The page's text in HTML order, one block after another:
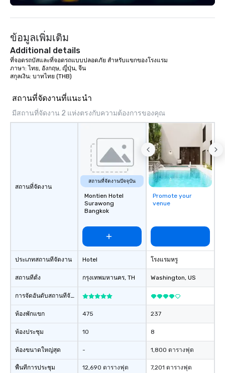
seniority, and
ข้อมูลเพิ่มเติม
Additional details
ที่จอดรถบัสและที่จอดรถแบบปลอดภัย สำหรับแขกของโรงแรม
ภาษา: ไทย, อังกฤษ, ญี่ปุ่น, จีน
สกุลเงิน: บาทไทย (THB)
สถานที่จัดงานที่แนะนำ
มีสถานที่จัดงาน 2 แห่งตรงกับความต้องการของคุณ
สถานที่จัดงาน
ประเภทสถานที่จัดงาน
สถานที่ตั้ง
การจัดอันดับสถานที่จัดงาน
ห้องพักแขก
ห้องประชุม
ห้องขนาดใหญ่สุด
พื้นที่การประชุม
สถานที่จัดงานปัจจุบัน
Montien Hotel
Surawong
Bangkok
Hotel
กรุงเทพมหานคร, TH
475
10
-
12,690 ตารางฟุต
Promote your
venue
โรงแรมหรู
Washington, US
237
8
1,800 ตารางฟุต
7,201 ตารางฟุต